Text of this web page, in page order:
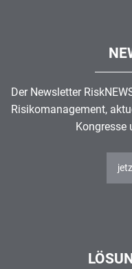
Der Newsletter
Risikomanagement,
Kongresse